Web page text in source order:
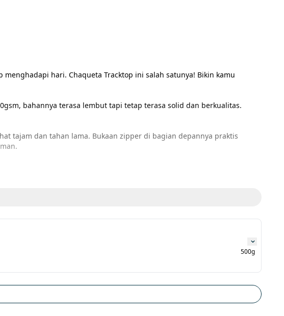
hari. Chaqueta Tracktop ini salah satunya! Bikin kamu
bahannya terasa lembut tapi tetap terasa solid dan berkualitas.
tajam dan tahan lama. Bukaan zipper di bagian depannya praktis
500g